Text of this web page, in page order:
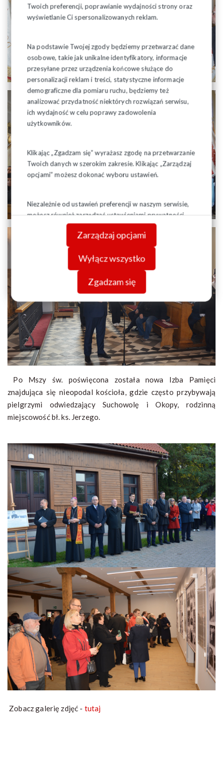
Twoich preferencji, poprawianie wydajności strony oraz
wyświetlanie Ci spersonalizowanych reklam.
Na podstawie Twojej zgody będziemy przetwarzać dane
osobowe, takie jak unikalne identyfikatory, informacje
przesyłane przez urządzenia końcowe służące do
personalizacji reklam i treści, statystyczne informacje
demograficzne dla pomiaru ruchu, będziemy też
analizować przydatność niektórych rozwiązań serwisu,
ich wydajność w celu poprawy zadowolenia
użytkowników.
Klikając „Zgadzam się” wyrażasz zgodę na przetwarzanie
Twoich danych w szerokim zakresie. Klikając „Zarządzaj
opcjami” możesz dokonać wyboru ustawień.
Niezależnie od ustawień preferencji w naszym serwisie,
możesz również zarządzać ustawieniami prywatności
swojej przeglądarki. Więcej informacji o przetwarzaniu
danych znajdziesz wPolityce prywatności.
Zarządzaj opcjami
Wyłącz wszystko
Zgadzam się
Po Mszy św. poświęcona została nowa Izba Pamięci
znajdująca się nieopodal kościoła, gdzie często przybywają
pielgrzymi odwiedzający Suchowolę i Okopy, rodzinną
miejscowość bł. ks. Jerzego.
Zobacz galerię zdjęć - tutaj